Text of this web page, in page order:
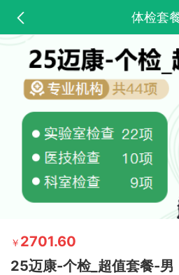
体检套
￥ 2701.60
25迈康-个检_超值套餐-男